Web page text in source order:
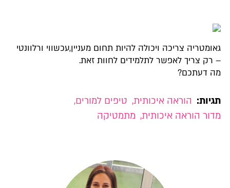
גאומטריה צריכה ויכולה להיות תחום מעניין,עכשווי ורלוונטי
– רק צריך לאפשר לתלמידים לחוות זאת.
מה דעתכם?
תגיות: הוראה איכותית, טיפים למורים,
מדור הוראה איכותית, מתמטיקה